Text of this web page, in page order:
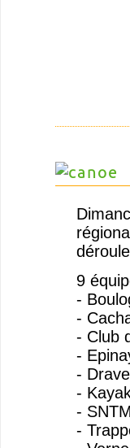
9
-
-
- Club
-
-
-
-
-